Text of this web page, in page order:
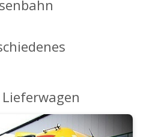
Lieferwagen